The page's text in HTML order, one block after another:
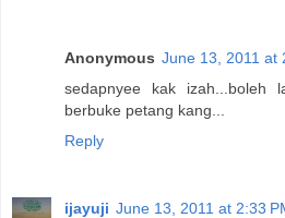
Anonymous June 13, 2011 at
sedapnyee kak izah...boleh
berbuke petang kang...
Reply
ijayuji June 13, 2011 at 2:33